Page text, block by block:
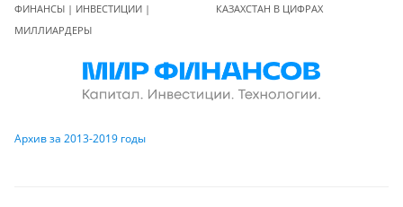
ФИНАНСЫ | ИНВЕСТИЦИИ |
МИЛЛИАРДЕРЫ
КАЗАХСТАН В ЦИФРАХ
Архив за 2013-2019 годы